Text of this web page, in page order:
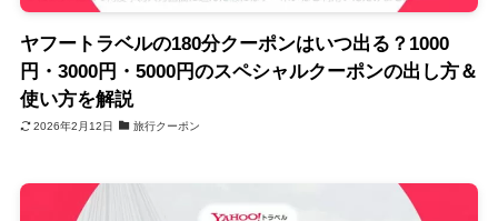
ヤフートラベルの180分クーポンはいつ出る？1000
円・3000円・5000円のスペシャルクーポンの出し方＆
使い方を解説
2026年2月12日 旅行クーポン